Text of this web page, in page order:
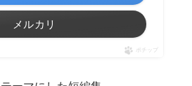
メルカリ
ポチップ